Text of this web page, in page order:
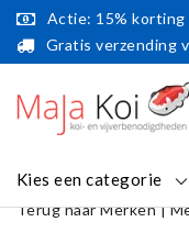
Actie: 15% korting
Gratis verzending
Kies een categorie
Terug naar Merken|